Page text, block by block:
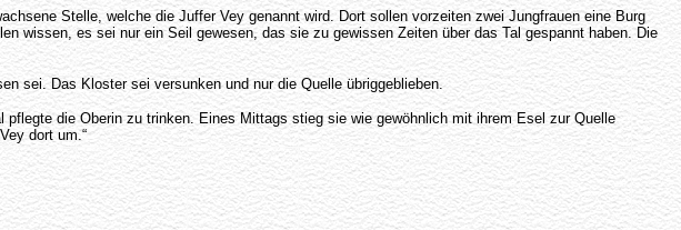
Stelle, welche die Juffer Vey genannt wird. Dort sollen vorzeiten zwei Jungfrauen eine Burg
wissen, es sei nur ein Seil gewesen, das sie zu gewissen Zeiten über das Tal gespannt haben. Die
sei. Das Kloster sei versunken und nur die Quelle übriggeblieben.
die Oberin zu trinken. Eines Mittags stieg sie wie gewöhnlich mit ihrem Esel zur Quelle
dort um.“